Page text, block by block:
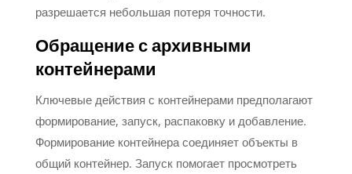
разрешается небольшая потеря точности.
Обращение с архивными
контейнерами
Ключевые действия с контейнерами предполагают
формирование, запуск, распаковку и добавление.
Формирование контейнера соединяет объекты в
общий контейнер. Запуск помогает просмотреть